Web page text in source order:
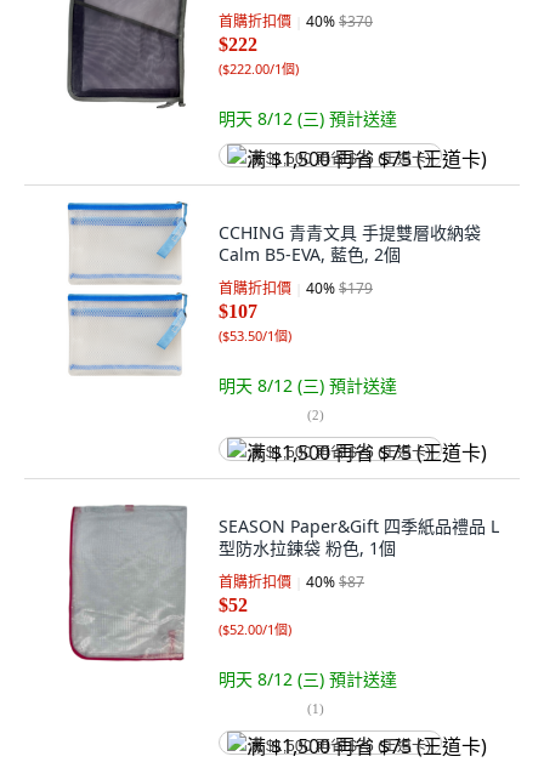
首購折扣價 40%$370
$222
($222.00/1個)
明天 8/12 (三) 預計送達
满 $1,500 再省 $75 (王道卡)
CCHING 青青文具 手提雙層收納袋
Calm B5-EVA, 藍色, 2個
首購折扣價 40%$179
$107
($53.50/1個)
明天 8/12 (三) 預計送達
(2)
满 $1,500 再省 $75 (王道卡)
SEASON Paper&Gift 四季紙品禮品 L
型防水拉鍊袋 粉色, 1個
首購折扣價 40%$87
$52
($52.00/1個)
明天 8/12 (三) 預計送達
(1)
满 $1,500 再省 $75 (王道卡)